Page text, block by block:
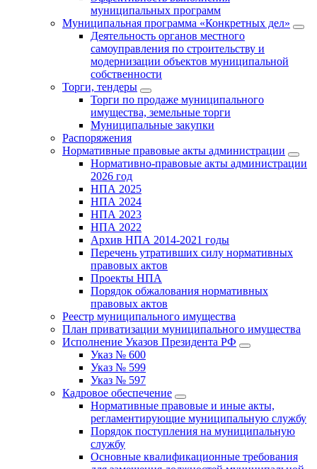
муниципальных программ
Муниципальная программа «Конкретных дел»
Деятельность органов местного
самоуправления по строительству и
модернизации объектов муниципальной
собственности
Торги, тендеры
Торги по продаже муниципального
имущества, земельные торги
Муниципальные закупки
Распоряжения
Нормативные правовые акты администрации
Нормативно-правовые акты администрации
2026 год
НПА 2025
НПА 2024
НПА 2023
НПА 2022
Архив НПА 2014-2021 годы
Перечень утративших силу нормативных
правовых актов
Проекты НПА
Порядок обжалования нормативных
правовых актов
Реестр муниципального имущества
План приватизации муниципального имущества
Исполнение Указов Президента РФ
Указ № 600
Указ № 599
Указ № 597
Кадровое обеспечение
Нормативные правовые и иные акты,
регламентирующие муниципальную службу
Порядок поступления на муниципальную
службу
Основные квалификационные требования